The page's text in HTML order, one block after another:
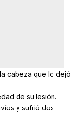
cabeza que lo dejó
de su lesión.
y sufrió dos